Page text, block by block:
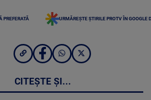
PREFERATĂ URMĂREȘTE ȘTIRILE PROTV ÎN GOOGLE
CITEȘTE ȘI...